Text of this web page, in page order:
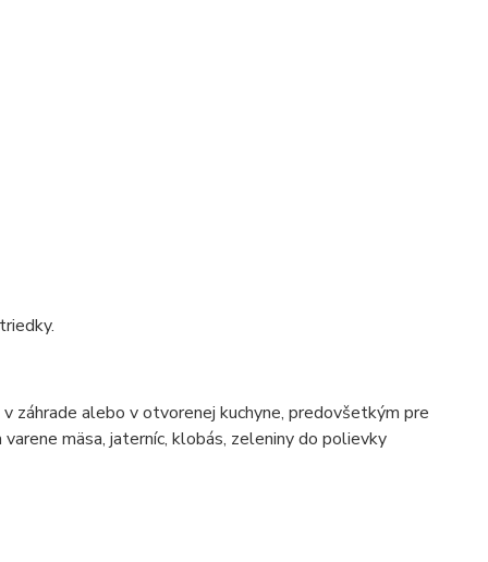
záhrade alebo v otvorenej kuchyne, predovšetkým pre
mäsa, jaterníc, klobás, zeleniny do polievky